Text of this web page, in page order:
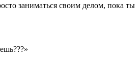
заниматься своим делом, пока ты